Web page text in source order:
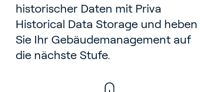
historischer Daten mit Priva
Historical Data Storage und heben
Sie Ihr Gebäudemanagement auf
die nächste Stufe.